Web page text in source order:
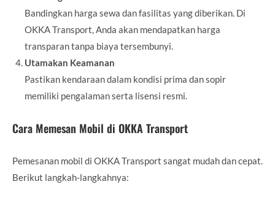
Bandingkan harga sewa dan fasilitas yang diberikan. Di
OKKA Transport, Anda akan mendapatkan harga
transparan tanpa biaya tersembunyi.
Utamakan Keamanan
Pastikan kendaraan dalam kondisi prima dan sopir
memiliki pengalaman serta lisensi resmi.
Cara Memesan Mobil di OKKA Transport
Pemesanan mobil di OKKA Transport sangat mudah dan cepat.
Berikut langkah-langkahnya: